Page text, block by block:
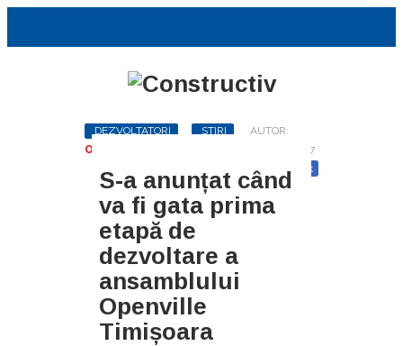
DEZVOLTATORI STIRI
AUTOR:
OANA UNGUREANU
NOIEMBRIE 21, 2017
Facebook
S-a anunțat când
va fi gata prima
etapă de
dezvoltare a
ansamblului
Openville
Timișoara